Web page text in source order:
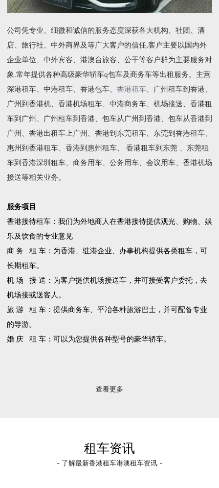
公司凭专业、细微和诚信的服务态度深获各大机构、社团、酒
店、旅行社、中外商界及等广大客户的信任,客户主要以国内外
企业单位、中外宾客、港澳台旅客、公干等客户群为主要服务对
象.常年提供各种高级豪华轿车q包车及商务车等出租服务。主营
深港租车、中港租车、香港包车、 香港租车、广州租车到香港、
广州到香港机、香港机场租车、中港商务车、机场接送、香港租
车到广州、广州租车到香港、包车从广州到香港、包车从香港到
广州、香港出租车上广州、香港到东莞租车、东莞到香港租车、
惠州到香港租车、香港到惠州租车、 香港租车到东莞 、东莞租
车到香港深圳租车、商务用车、公务用车、会议用车、香港机场
接送等相关业务。
服务项目
香港接待租车：我们为外地商人在香港接待提供观光、购物、娛
乐及饮食的专业意见
商 务 租 车：为香港、驻港企业、办事机构提供各类租车，可
长期租车。
机 场 接 送：为客户提供机场接送车，并可接受客户委托，去
机场接或送客人。
旅 游 租 车：提供商务车、平冶各种旅游巴士，并可配备专业
的导游。
婚 庆 租 车：可以为您提供各种型号的豪华轿车。
查看更多
租车资讯
- 了解最新香港租车港澳租车资讯 -